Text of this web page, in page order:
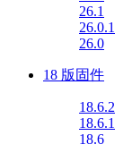
26.1
26.0.1
26.0
18 版固件
18.6.2
18.6.1
18.6